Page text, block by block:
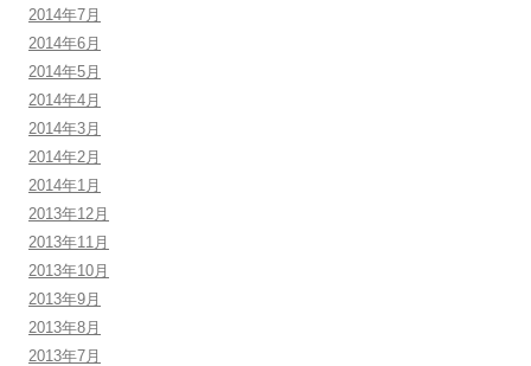
2014年7月
2014年6月
2014年5月
2014年4月
2014年3月
2014年2月
2014年1月
2013年12月
2013年11月
2013年10月
2013年9月
2013年8月
2013年7月